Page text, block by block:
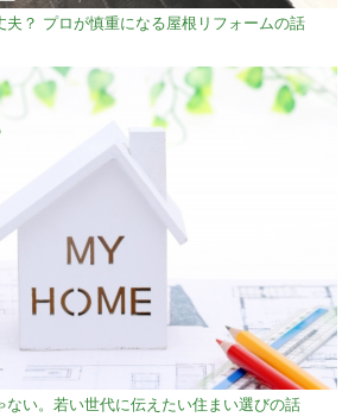
夫？ プロが慎重になる屋根リフォームの話
ない。若い世代に伝えたい住まい選びの話